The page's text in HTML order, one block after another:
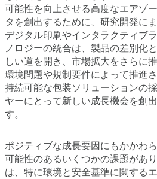
可能性を向上させる高度なエアゾ
タを創出するために、研究開発に
デジタル印刷やインタラクティブ
ノロジーの統合は、製品の差別化
しい道を開き、市場拡大をさらに
環境問題や規制要件によって推進
持続可能な包装ソリューションの
ヤーにとって新しい成長機会を創
す。
ポジティブな成長要因にもかかわ
可能性のあるいくつかの課題があ
は、特に環境と安全基準に関する